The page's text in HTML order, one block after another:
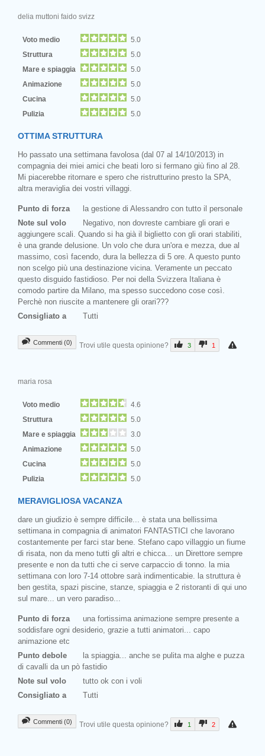
delia muttoni faido svizz
Voto medio
5.0
Struttura
5.0
Mare e spiaggia
5.0
Animazione
5.0
Cucina
5.0
Pulizia
5.0
OTTIMA STRUTTURA
Ho passato una settimana favolosa (dal 07 al 14/10/2013) in
compagnia dei miei amici che beati loro si fermano giù fino al 28.
Mi piacerebbe ritornare e spero che ristrutturino presto la SPA,
altra meraviglia dei vostri villaggi.
Punto di forza
la gestione di Alessandro con tutto il personale
Note sul volo
Negativo, non dovreste cambiare gli orari e
aggiungere scali. Quando si ha già il biglietto con gli orari stabiliti,
è una grande delusione. Un volo che dura un'ora e mezza, due al
massimo, così facendo, dura la bellezza di 5 ore. A questo punto
non scelgo più una destinazione vicina. Veramente un peccato
questo disguido fastidioso. Per noi della Svizzera Italiana è
comodo partire da Milano, ma spesso succedono cose così.
Perchè non riuscite a mantenere gli orari???
Consigliato a
Tutti
Commenti (0) Trovi utile questa opinione? 3 1
maria rosa
Voto medio
4.6
Struttura
5.0
Mare e spiaggia
3.0
Animazione
5.0
Cucina
5.0
Pulizia
5.0
MERAVIGLIOSA VACANZA
dare un giudizio è sempre difficile... è stata una bellissima
settimana in compagnia di animatori FANTASTICI che lavorano
costantemente per farci star bene. Stefano capo villaggio un fiume
di risata, non da meno tutti gli altri e chicca... un Direttore sempre
presente e non da tutti che ci serve carpaccio di tonno. la mia
settimana con loro 7-14 ottobre sarà indimenticabie. la struttura è
ben gestita, spazi piscine, stanze, spiaggia e 2 ristoranti di qui uno
sul mare... un vero paradiso...
Punto di forza
una fortissima animazione sempre presente a
soddisfare ogni desiderio, grazie a tutti animatori... capo
animazione etc
Punto debole
la spiaggia... anche se pulita ma alghe e puzza
di cavalli da un pò fastidio
Note sul volo
tutto ok con i voli
Consigliato a
Tutti
Commenti (0) Trovi utile questa opinione? 1 2